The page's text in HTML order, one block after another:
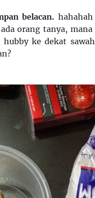
belacan.
orang tanya,
hubby ke dekat